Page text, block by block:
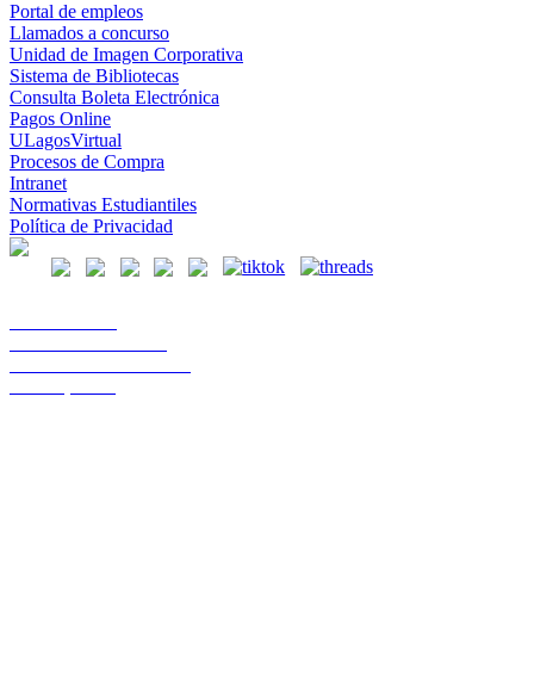
Portal de empleos
Llamados a concurso
Unidad de Imagen Corporativa
Sistema de Bibliotecas
Consulta Boleta Electrónica
Pagos Online
ULagosVirtual
Procesos de Compra
Intranet
Normativas Estudiantiles
Política de Privacidad